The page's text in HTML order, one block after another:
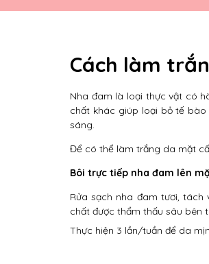
Cách làm
Nha đam là loại thực vật có
chất khác giúp loại bỏ tế
sáng.
Để có thể làm trắng da mặt
Bôi trực tiếp nha đam lên
Rửa sạch nha đam tươi,
chất được thẩm thấu sâu bên
Thực hiện 3 lần/tuần để da